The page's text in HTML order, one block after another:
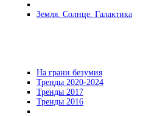
Земля. Солнце. Галактика
На грани безумия
Тренды 2020-2024
Тренды 2017
Тренды 2016